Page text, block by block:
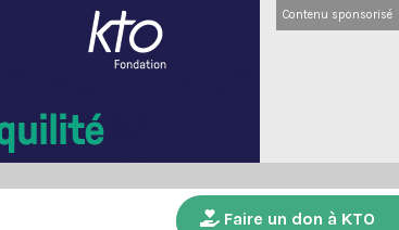
Contenu sponsorisé
Faire un don à KTO